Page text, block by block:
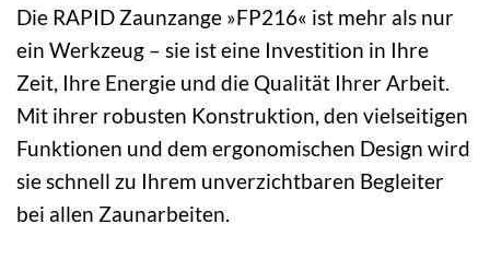
Die RAPID Zaunzange »FP216« ist mehr als nur
ein Werkzeug – sie ist eine Investition in Ihre
Zeit, Ihre Energie und die Qualität Ihrer Arbeit.
Mit ihrer robusten Konstruktion, den vielseitigen
Funktionen und dem ergonomischen Design wird
sie schnell zu Ihrem unverzichtbaren Begleiter
bei allen Zaunarbeiten.